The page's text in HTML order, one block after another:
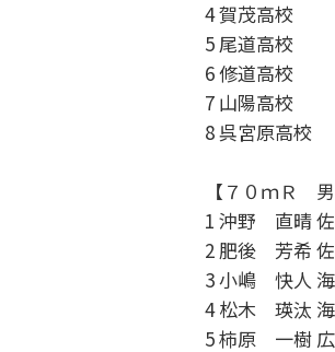
4 賀茂高校
5 尾道高校
6 修道高校
7 山陽高校
8 呉宮原高校
【７０ｍＲ 男
1 沖野 直晴
2 肥後 芳希
3 小嶋 快人
4 松木 瑛汰
5 柿原 一樹